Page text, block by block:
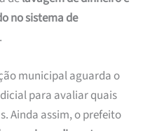
no sistema de
.
municipal aguarda o
para avaliar quais
Ainda assim, o prefeito